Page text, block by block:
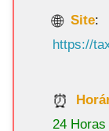
Site:
https://
24